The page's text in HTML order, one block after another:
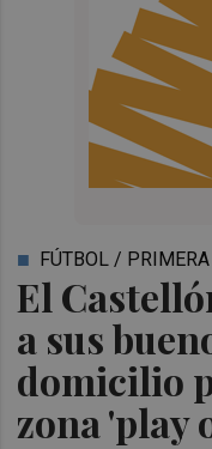
El
a sus
domicilio
zona 'play
FÚTBOL / PRIMERA